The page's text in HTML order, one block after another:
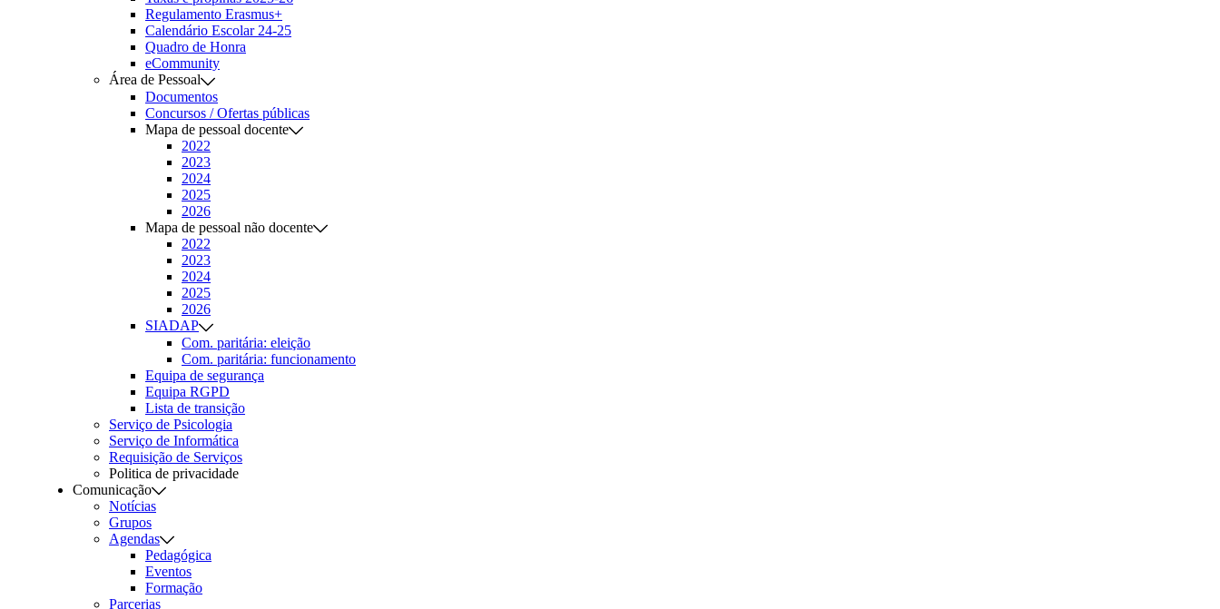
Regulamento Erasmus+
Calendário Escolar 24-25
Quadro de Honra
eCommunity
Área de Pessoal
Documentos
Concursos / Ofertas públicas
Mapa de pessoal docente
2022
2023
2024
2025
2026
Mapa de pessoal não docente
2022
2023
2024
2025
2026
SIADAP
Com. paritária: eleição
Com. paritária: funcionamento
Equipa de segurança
Equipa RGPD
Lista de transição
Serviço de Psicologia
Serviço de Informática
Requisição de Serviços
Politica de privacidade
Comunicação
Notícias
Grupos
Agendas
Pedagógica
Eventos
Formação
Parcerias